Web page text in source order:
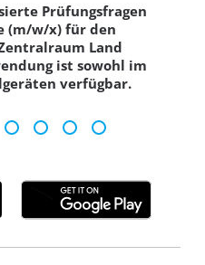
Prüfungsfragen
(m/w/x) für den
Land
ist sowohl im
verfügbar.